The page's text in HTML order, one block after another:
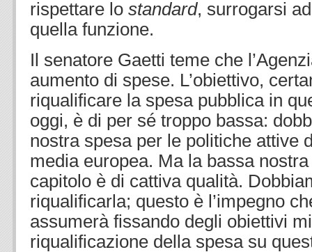
rispettare lo standard, surrogarsi
quella funzione.
Il senatore Gaetti teme che
aumento di spese. L’obiettivo,
riqualificare la spesa pubblica in
oggi, è di per sé troppo bassa:
nostra spesa per le politiche attive
media europea. Ma la bassa
capitolo è di cattiva qualità.
riqualificarla; questo è l’impegno
assumerà fissando degli obiettivi
riqualificazione della spesa su